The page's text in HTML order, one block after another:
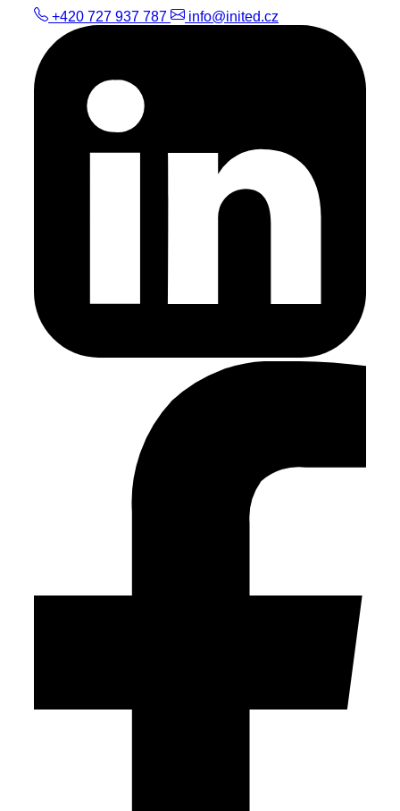
+420 727 937 787 info@inited.cz